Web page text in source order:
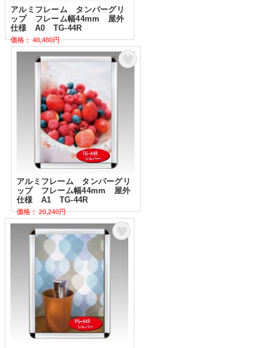
アルミフレーム タンパーグリ
ップ フレーム幅44mm 屋外
仕様 A0 TG-44R
価格： 40,480円
アルミフレーム タンパーグリ
ップ フレーム幅44mm 屋外
仕様 A1 TG-44R
価格： 20,240円